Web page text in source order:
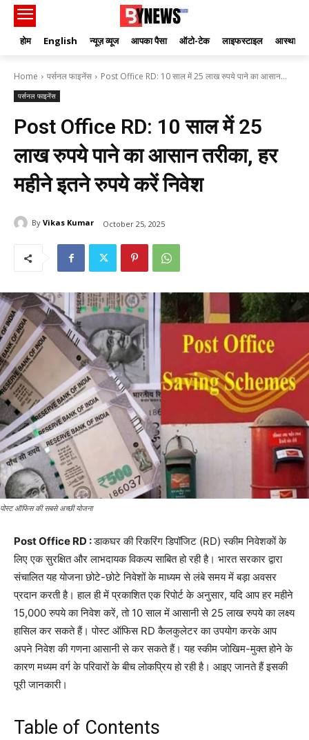
होम English न्यूज़ व्यूज आपका पैसा ऑटो-टेक लाइफस्टाइल आस्था
Home पर्सनल फाइनेंस Post Office RD: 10 साल में 25 लाख रुपये पाने का आसान...
पर्सनल फाइनेंस
Post Office RD: 10 साल में 25
लाख रुपये पाने का आसान तरीका, हर
महीने इतने रुपये करें निवेश
By Vikas Kumar October 25, 2025
पोस्ट ऑफिस की सबसे अच्छी योजना
Post Office RD :डाकघर की रिकरिंग डिपॉजिट (RD) स्कीम निवेशकों के
लिए एक सुरक्षित और लाभदायक विकल्प साबित हो रही है। भारत सरकार द्वारा
संचालित यह योजना छोटे-छोटे निवेशों के माध्यम से लंबे समय में बड़ा अवसर
प्रदान करती है। हाल ही में प्रकाशित एक रिपोर्ट के अनुसार, यदि आप हर महीने
15,000 रुपये का निवेश करें, तो 10 साल में आसानी से 25 लाख रुपये का लक्ष्य
हासिल कर सकते हैं। पोस्ट ऑफिस RD कैलकुलेटर का उपयोग करके आप
अपने निवेश की गणना आसानी से कर सकते हैं। यह स्कीम जोखिम-मुक्त होने के
कारण मध्यम वर्ग के परिवारों के बीच लोकप्रिय हो रही है। आइए जानते हैं इसकी
पूरी जानकारी।
Table of Contents